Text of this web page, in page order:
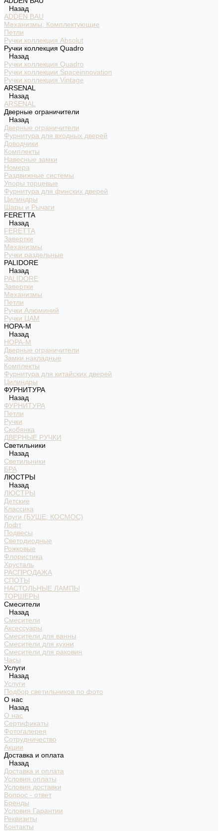
Назад
ADDEN BAU
Механизмы, Комплектующие
Петли
Ручки коллекция Absolut
Ручки коллекция Quadro
Назад
Ручки коллекция Quadro
Ручки коллекции Spaceinnovation
Ручки коллекция Vintage
ARSENAL
Назад
ARSENAL
Дверные ограничители
Назад
Дверные ограничители
Фурнитура для входных дверей
Доводчики
Комплекты
Навесные замки
Номера
Раздвижные системы
Упоры торцевые
Фурнитура для финских дверей
Цилиндры
Шары и Рычаги
FERETTA
Назад
FERETTA
Завертки
Механизмы
Ручки раздельные
PALIDORE
Назад
PALIDORE
Завертки
Механизмы
Петли
Ручки Алюминий
Ручки ЦАМ
НОРА-М
Назад
НОРА-М
Дверные ограничители
Замки накладные
Комплекты
Фурнитура для китайских дверей
Цилиндры
ФУРНИТУРА
Назад
ФУРНИТУРА
Петли
Ручки
Скобянка
ДВЕРНЫЕ РУЧКИ
Светильники
Назад
Светильники
БРА
ЛЮСТРЫ
Назад
ЛЮСТРЫ
Детские
Классика
Круги (БУШЕ, КОСМОС)
Лофт
Подвесы
Светодиодные
Рожковые
Флористика
Хрусталь
РАСПРОДАЖА
СПОТЫ
НАСТОЛЬНЫЕ ЛАМПЫ
ТОРШЕРЫ
Смесители
Назад
Смесители
Аксессуары
Смесители для ванны
Смесители для кухни
Смесители для раковин
Часы
Услуги
Назад
Услуги
Подбор светильников по фото
О нас
Назад
О нас
Сертификаты
Фотогалерея
Сотрудничество
Акции
Доставка и оплата
Назад
Доставка и оплата
Условия оплаты
Условия доставки
Вопрос - ответ
Бренды
Условия Гарантии
Реквизиты
Контакты